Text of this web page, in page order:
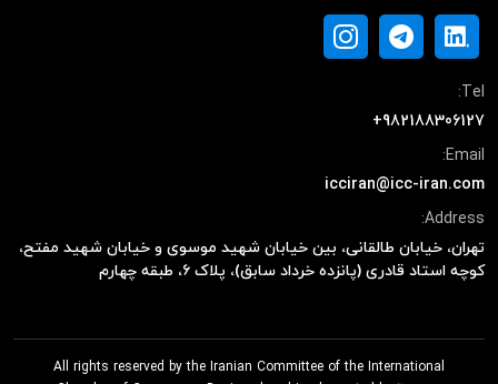
Tel:
+982188306127
Email:
icciran@icc-iran.com
Address:
تهران، خیابان طالقانی، بین خیابان شهید موسوی و خیابان شهید مفتح،
کوچه استاد قادری (پانزده خرداد سابق)، پلاک ۶، طبقه چهارم
All rights reserved by the Iranian Committee of the International